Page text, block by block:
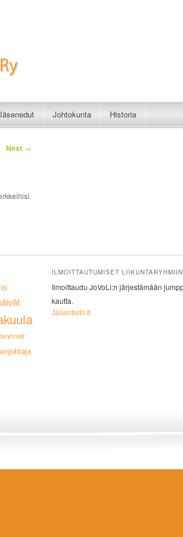
Ry
Johtokunta Historia
Next →
ILMOITTAUTUMISET LIIKUNTARYHMIIN
Ilmoittaudu JoVoLi:n järjestämään
kautta.
Jäsentieto.fi